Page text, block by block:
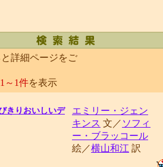
詳細ページをご
1～1件を表示
きりおいしいデ
エミリー・ジェン
キンス 文／ ソフィ
ー・ブラッコール
絵／横山和江 訳